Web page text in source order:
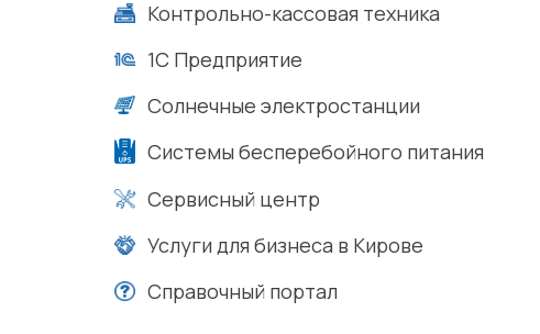
Контрольно-кассовая техника
1С Предприятие
Солнечные электростанции
Системы бесперебойного питания
Сервисный центр
Услуги для бизнеса в Кирове
Справочный портал